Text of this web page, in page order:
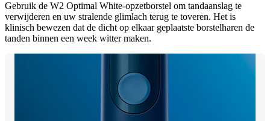
Gebruik de W2 Optimal White-opzetborstel om tandaanslag te
verwijderen en uw stralende glimlach terug te toveren. Het is
klinisch bewezen dat de dicht op elkaar geplaatste borstelharen de
tanden binnen een week witter maken.